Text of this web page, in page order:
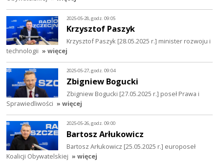
2025-05-28, godz. 09:05
Krzysztof Paszyk
Krzysztof Paszyk [28.05.2025 r.] minister rozwoju i
technologii » więcej
2025-05-27, godz. 09:04
Zbigniew Bogucki
Zbigniew Bogucki [27.05.2025 r.] poseł Prawa i
Sprawiedliwości » więcej
2025-05-26, godz. 09:00
Bartosz Arłukowicz
Bartosz Arłukowicz [25.05.2025 r.] europoseł
Koalicji Obywatelskiej » więcej